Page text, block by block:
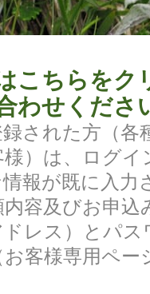
こちらをク
わせくださ
された方（
）は、ログ
報が既に入
容及びお申
レス）とパ
客様専用ペ